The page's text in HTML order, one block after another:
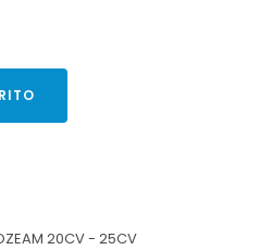
20CV - 25CV